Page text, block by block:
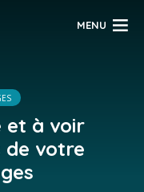
MENU
et à voir
votre